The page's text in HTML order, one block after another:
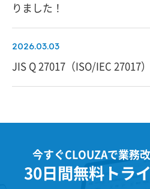
りました！
2026.03.03
JIS Q 27017（ISO/IEC 27017
今すぐCLOUZAで業務
30日間無料トラ